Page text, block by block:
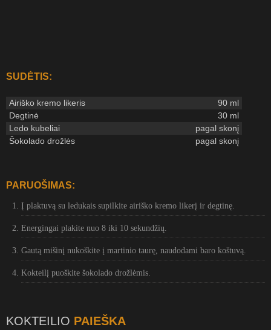
SUDĖTIS:
Airiško kremo likeris
90 ml
Degtinė
30 ml
Ledo kubeliai
pagal skonį
Šokolado drožlės
pagal skonį
PARUOŠIMAS:
Į plaktuvą su ledukais supilkite airiško kremo likerį ir degtinę.
Energingai plakite nuo 8 iki 10 sekundžių.
Gautą mišinį nukoškite į martinio taurę, naudodami baro koštuvą.
Kokteilį puoškite šokolado drožlėmis.
KOKTEILIO PAIEŠKA